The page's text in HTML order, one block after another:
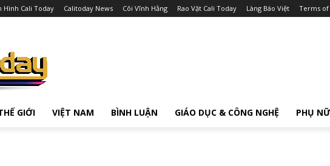
Hình Cali Today Calitoday News Cõi Vĩnh Hằng Rao Vặt Cali Today Làng Báo Việt Terms of
GIỚI VIỆT NAM BÌNH LUẬN GIÁO DỤC & CÔNG NGHỆ PHỤ NỮ